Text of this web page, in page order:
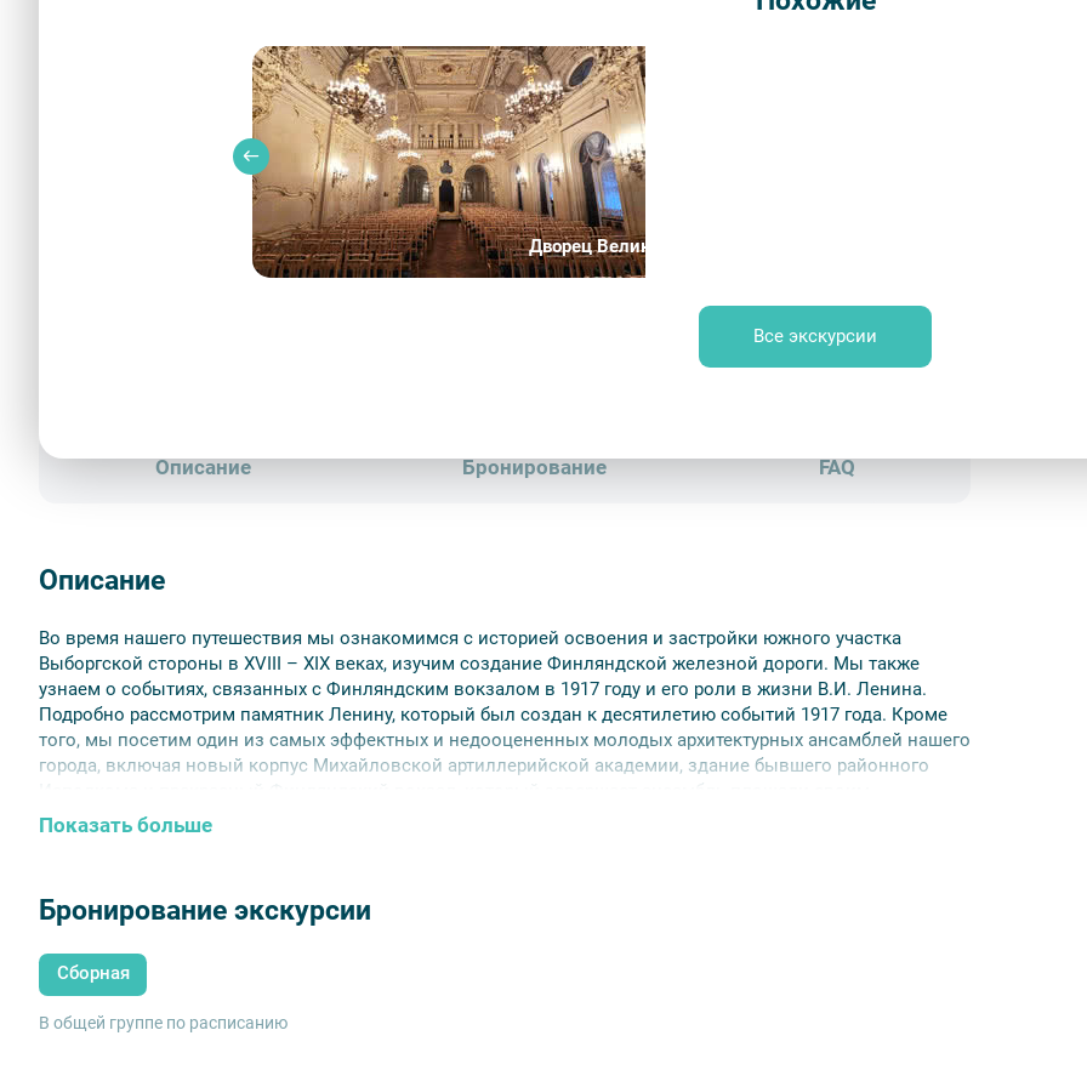
Дворец Великого князя Владимира Александровича (Дом
Все экскурсии
Описание Бронирование FAQ
Описание
Во время нашего путешествия мы ознакомимся с историей освоения и застройки южного участка
Выборгской стороны в XVIII – XIX веках, изучим создание Финляндской железной дороги. Мы также
узнаем о событиях, связанных с Финляндским вокзалом в 1917 году и его роли в жизни В.И. Ленина.
Подробно рассмотрим памятник Ленину, который был создан к десятилетию событий 1917 года. Кроме
того, мы посетим один из самых эффектных и недооцененных молодых архитектурных ансамблей нашего
города, включая новый корпус Михайловской артиллерийской академии, здание бывшего районного
Исполкома и прекрасный Финляндский вокзал, который завершает ансамбль площади своим
выдающимся фасадом.
Показать больше
Бронирование экскурсии
Сборная
В общей группе по расписанию